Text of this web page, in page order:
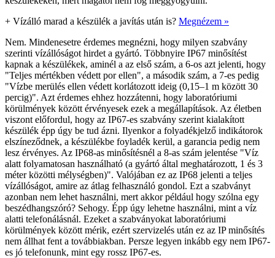
+ Vízálló marad a készülék a javítás után is? Megnézem »
Nem. Mindenesetre érdemes megnézni, hogy milyen szabvány
szerinti vízállóságot hirdet a gyártó. Többnyire IP67 minősítést
kapnak a készülékek, aminél a az első szám, a 6-os azt jelenti, hogy
"Teljes mértékben védett por ellen", a második szám, a 7-es pedig
"Vízbe merülés ellen védett korlátozott ideig (0,15–1 m között 30
percig)". Azt érdemes ehhez hozzátenni, hogy laboratóriumi
körülmények között érvényesek ezek a megállapítások. Az életben
viszont előfordul, hogy az IP67-es szabvány szerint kialakított
készülék épp úgy be tud ázni. Ilyenkor a folyadékjelző indikátorok
elszíneződnek, a készülékbe foyladék kerül, a garancia pedig nem
lesz érvényes. Az IP68-as minősítésnél a 8-as szám jelentése "Víz
alatt folyamatosan használható (a gyártó által meghatározott, 1 és 3
méter közötti mélységben)". Valójában ez az IP68 jelenti a teljes
vízállóságot, amire az átlag felhasználó gondol. Ezt a szabványt
azonban nem lehet használni, mert akkor például hogy szólna egy
beszédhangszóró? Sehogy. Épp úgy lehetne használni, mint a víz
alatti telefonálásnál. Ezeket a szabványokat laboratóriumi
körülmények között mérik, ezért szervizelés után ez az IP minősítés
nem állhat fent a továbbiakban. Persze legyen inkább egy nem IP67-
es jó telefonunk, mint egy rossz IP67-es.